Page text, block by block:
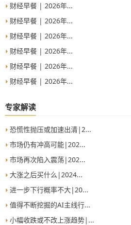
财经早餐 | 2026年...
财经早餐 | 2026年...
财经早餐 | 2026年...
财经早餐 | 2026年...
财经早餐 | 2026年...
财经早餐 | 2026年...
专家解读
恐慌性抛压或加速出清|2...
市场仍有冲高可能|202...
市场再次陷入震荡|202...
大涨之后买什么|2024...
进一步下行概率不大|20...
值得不断挖掘的AI主线行...
小幅收跌或不改上涨趋势|...